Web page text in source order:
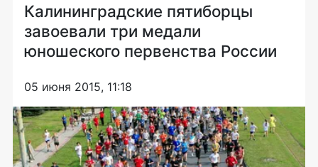
Калининградские пятиборцы
завоевали три медали
юношеского первенства России
05 июня 2015, 11:18